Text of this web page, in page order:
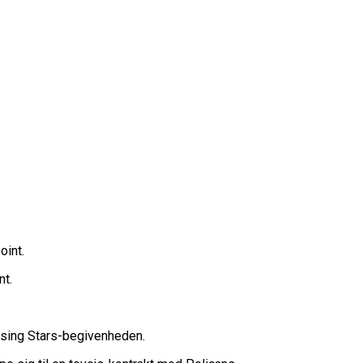
Cup
Stars-begivenheden.